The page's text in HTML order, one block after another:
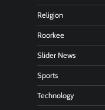
Religion
Roorkee
Slider News
Sports
Technology